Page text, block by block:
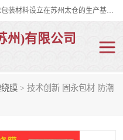
双忠包装材料（苏州）有限公司是上海双忠包装材料设立在苏州太仓的生产基地，占地约2万平米，产品主要有打孔缠绕膜，拉伸蜂窝纸，集装箱充气袋，滑托板，打包带，裹包网兜，防滑纸等箱体和托盘的运输和保护性包材。固永包材®，GooYon Pack®，是我们保护性包装材料的专属品牌。
州)有限公司
膜 > 技术创新 固永包材 防潮
纤维打包带